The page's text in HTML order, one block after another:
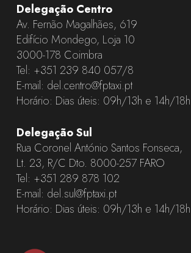
Delegação Centro
Av. Fernão Magalhães, 619
Edifício Mondego, Loja 10
3000-178 Coimbra
Tel: +351 239 840 057/8
E-mail: del.centro@fptaxi.pt
Horário: Dias úteis: 09h/13h e 14h/18h
Delegação Sul
Rua Coronel António Santos Fonseca,
Lt. 23, R/C Dto. 8000-257 FARO
Tel: +351 289 878 102
E-mail: del.sul@fptaxi.pt
Horário: Dias úteis: 09h/13h e 14h/18h